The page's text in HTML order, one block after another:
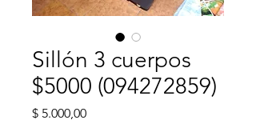
Sillón 3 cuerpos
$5000 (094272859)
$ 5.000,00Precio